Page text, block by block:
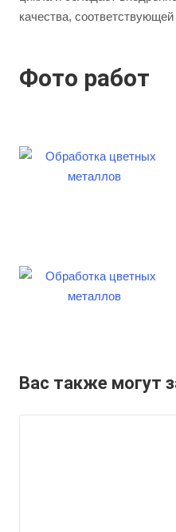
качества,
Фото работ
Вас также могут